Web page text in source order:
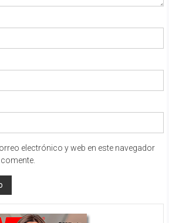
electrónico y web en este navegador